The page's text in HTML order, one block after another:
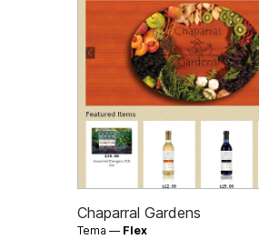
Chaparral Gardens
Tema — Flex